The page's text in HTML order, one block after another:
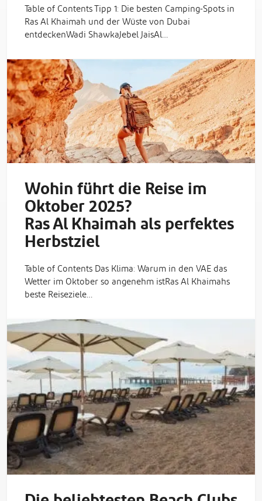
Table of Contents Tipp 1: Die besten Camping-Spots in
Ras Al Khaimah und der Wüste von Dubai
entdeckenWadi ShawkaJebel JaisAl…
Wohin führt die Reise im
Oktober 2025?
Ras Al Khaimah als perfektes
Herbstziel
Table of Contents Das Klima: Warum in den VAE das
Wetter im Oktober so angenehm istRas Al Khaimahs
beste Reiseziele…